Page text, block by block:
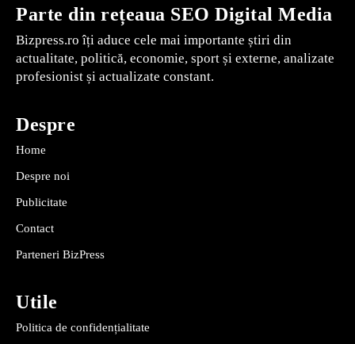
Parte din rețeaua SEO Digital Media
Bizpress.ro îți aduce cele mai importante știri din
actualitate, politică, economie, sport și externe, analizate
profesionist și actualizate constant.
Despre
Home
Despre noi
Publicitate
Contact
Parteneri BizPress
Utile
Politica de confidențialitate